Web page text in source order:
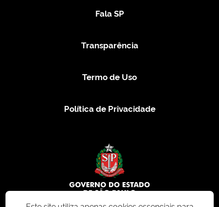
Fala SP
Transparência
Termo de Uso
Política de Privacidade